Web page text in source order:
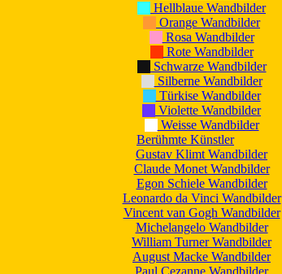
Hellblaue Wandbilder
Orange Wandbilder
Rosa Wandbilder
Rote Wandbilder
Schwarze Wandbilder
Silberne Wandbilder
Türkise Wandbilder
Violette Wandbilder
Weisse Wandbilder
Berühmte Künstler
Gustav Klimt Wandbilder
Claude Monet Wandbilder
Egon Schiele Wandbilder
Leonardo da Vinci Wandbilder
Vincent van Gogh Wandbilder
Michelangelo Wandbilder
William Turner Wandbilder
August Macke Wandbilder
Paul Cezanne Wandbilder